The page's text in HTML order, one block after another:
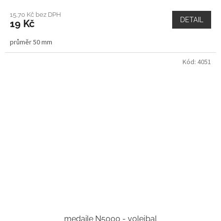
15,70 Kč bez DPH
19 Kč DETAIL
průměr 50 mm
medaile N5000 - volejbal
Kód: 4051